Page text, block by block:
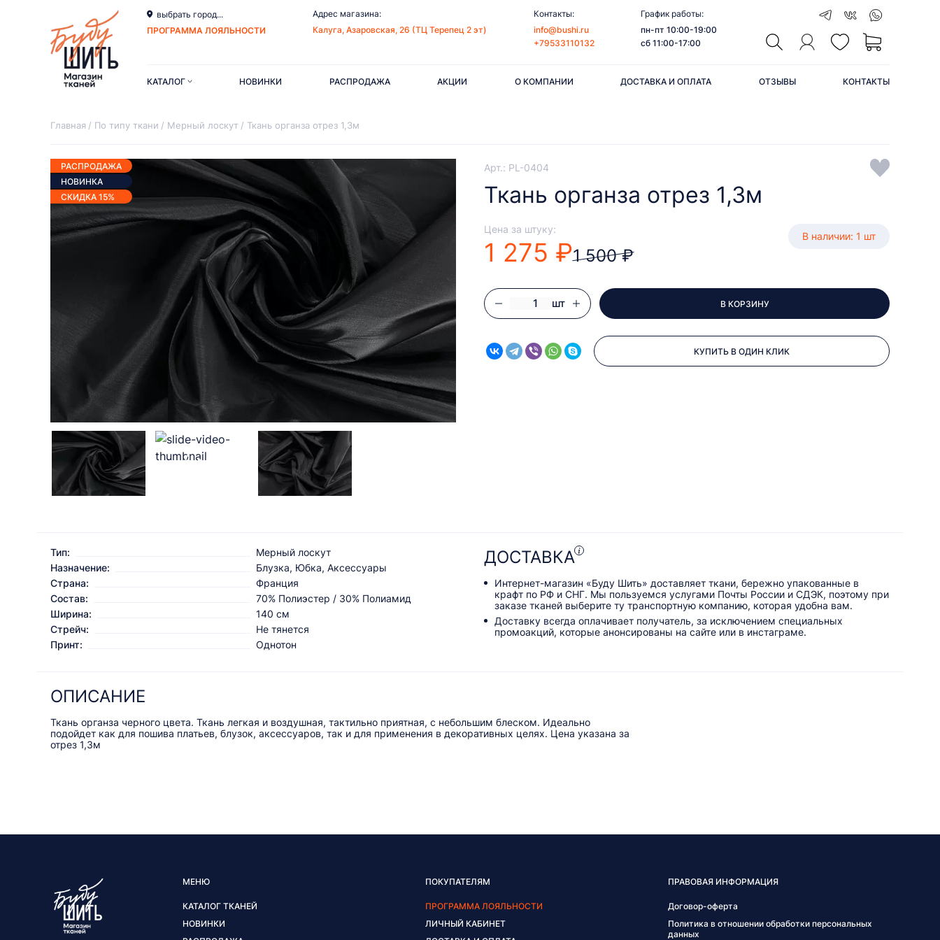
выбрать город...
ПРОГРАММА ЛОЯЛЬНОСТИ
Адрес магазина:
Калуга, Азаровская, 26 (ТЦ Терепец 2 эт)
Контакты:
info@bushi.ru
+79533110132
График работы:
пн-пт 10:00-19:00
сб 11:00-17:00
КАТАЛОГ НОВИНКИ РАСПРОДАЖА АКЦИИ О КОМПАНИИ ДОСТАВКА И ОПЛАТА ОТЗЫВЫ КОНТАКТЫ
Главная По типу ткани Мерный лоскут Ткань органза отрез 1,3м
Арт.: PL-0404
Ткань органза отрез 1,3м
Цена за штуку:
1 275 ₽1 500 ₽
В наличии: 1 шт
шт В КОРЗИНУ
КУПИТЬ В ОДИН КЛИК
РАСПРОДАЖА
НОВИНКА
СКИДКА 15%
Тип:
Мерный лоскут
Назначение:
Блузка, Юбка, Аксессуары
Страна:
Франция
Состав:
70% Полиэстер / 30% Полиамид
Ширина:
140 см
Стрейч:
Не тянется
Принт:
Однотон
ДОСТАВКА
Интернет-магазин «Буду Шить» доставляет ткани, бережно упакованные в
крафт по РФ и СНГ. Мы пользуемся услугами Почты России и СДЭК, поэтому при
заказе тканей выберите ту транспортную компанию, которая удобна вам.
Доставку всегда оплачивает получатель, за исключением специальных
промоакций, которые анонсированы на сайте или в инстаграме.
ОПИСАНИЕ
Ткань органза черного цвета. Ткань легкая и воздушная, тактильно приятная, с небольшим блеском. Идеально
подойдет как для пошива платьев, блузок, аксессуаров, так и для применения в декоративных целях. Цена указана за
отрез 1,3м
МЕНЮ
КАТАЛОГ ТКАНЕЙ
НОВИНКИ
ПОКУПАТЕЛЯМ
ПРОГРАММА ЛОЯЛЬНОСТИ
ЛИЧНЫЙ КАБИНЕТ
ПРАВОВАЯ ИНФОРМАЦИЯ
Договор-оферта
Политика в отношении обработки персональных
данных